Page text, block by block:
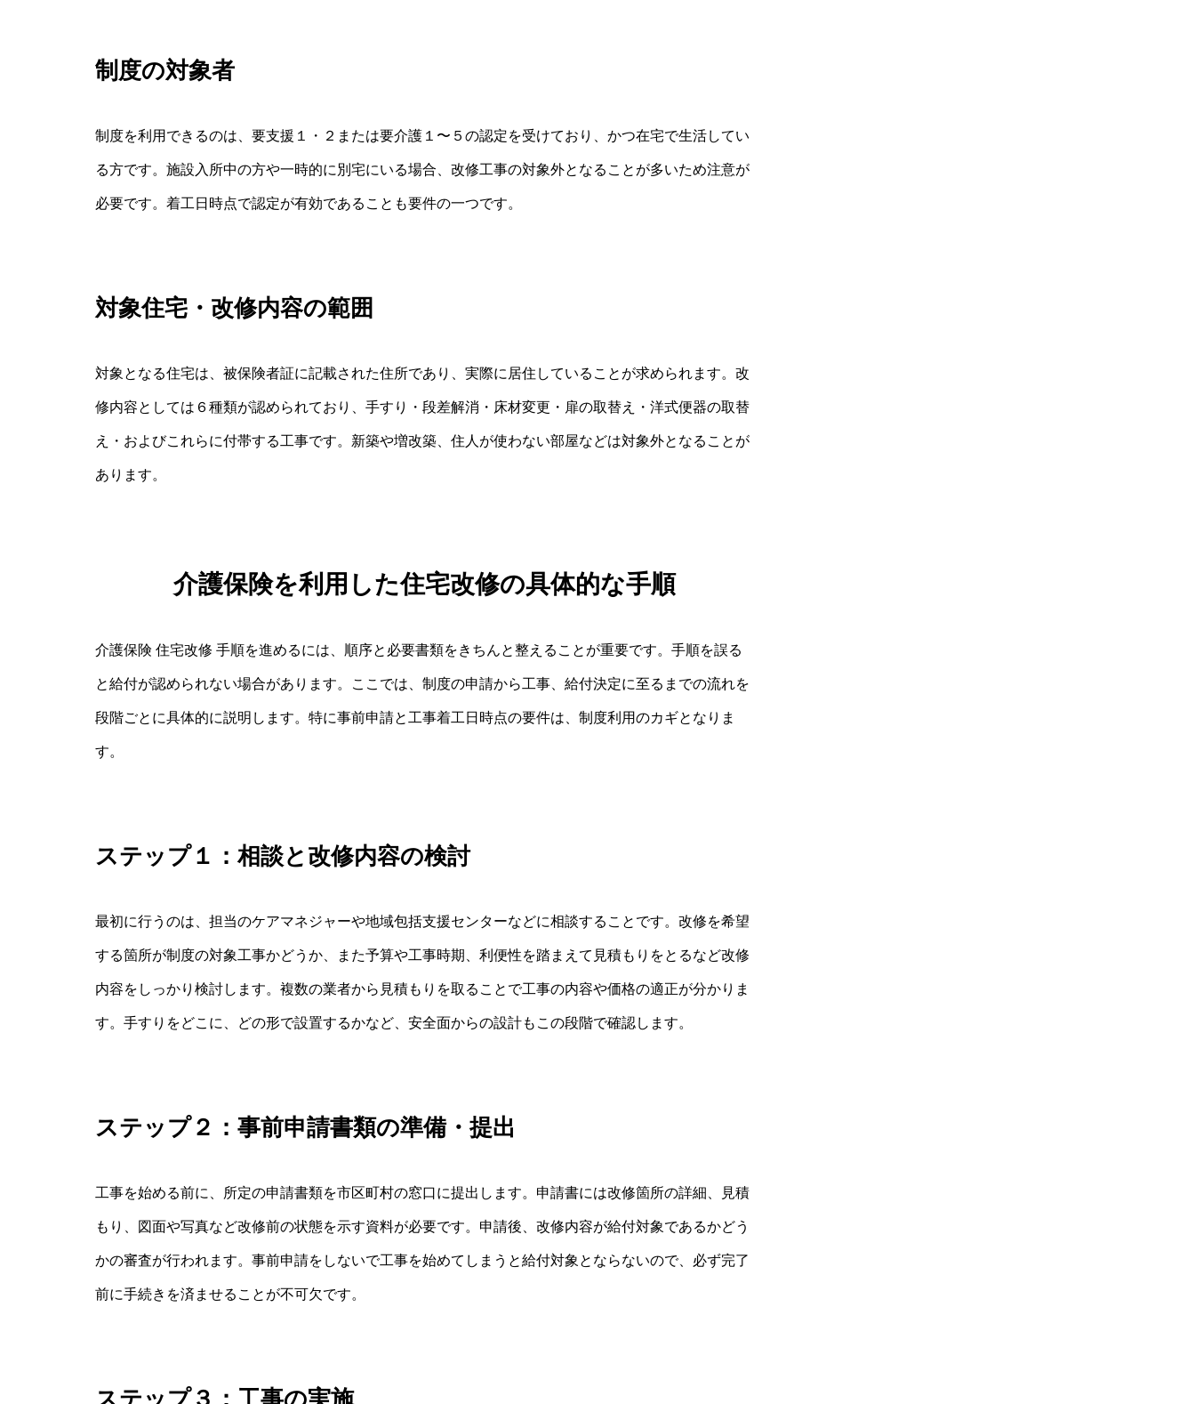
制度の対象者
制度を利用できるのは、要支援１・２または要介護１〜５の認定を受けており、かつ在宅で生活してい
る方です。施設入所中の方や一時的に別宅にいる場合、改修工事の対象外となることが多いため注意が
必要です。着工日時点で認定が有効であることも要件の一つです。
対象住宅・改修内容の範囲
対象となる住宅は、被保険者証に記載された住所であり、実際に居住していることが求められます。改
修内容としては６種類が認められており、手すり・段差解消・床材変更・扉の取替え・洋式便器の取替
え・およびこれらに付帯する工事です。新築や増改築、住人が使わない部屋などは対象外となることが
あります。
介護保険を利用した住宅改修の具体的な手順
介護保険 住宅改修 手順を進めるには、順序と必要書類をきちんと整えることが重要です。手順を誤る
と給付が認められない場合があります。ここでは、制度の申請から工事、給付決定に至るまでの流れを
段階ごとに具体的に説明します。特に事前申請と工事着工日時点の要件は、制度利用のカギとなりま
す。
ステップ１：相談と改修内容の検討
最初に行うのは、担当のケアマネジャーや地域包括支援センターなどに相談することです。改修を希望
する箇所が制度の対象工事かどうか、また予算や工事時期、利便性を踏まえて見積もりをとるなど改修
内容をしっかり検討します。複数の業者から見積もりを取ることで工事の内容や価格の適正が分かりま
す。手すりをどこに、どの形で設置するかなど、安全面からの設計もこの段階で確認します。
ステップ２：事前申請書類の準備・提出
工事を始める前に、所定の申請書類を市区町村の窓口に提出します。申請書には改修箇所の詳細、見積
もり、図面や写真など改修前の状態を示す資料が必要です。申請後、改修内容が給付対象であるかどう
かの審査が行われます。事前申請をしないで工事を始めてしまうと給付対象とならないので、必ず完了
前に手続きを済ませることが不可欠です。
ステップ３：工事の実施